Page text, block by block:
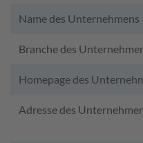
Name des Unternehmens
Branche des
Homepage des
Adresse des